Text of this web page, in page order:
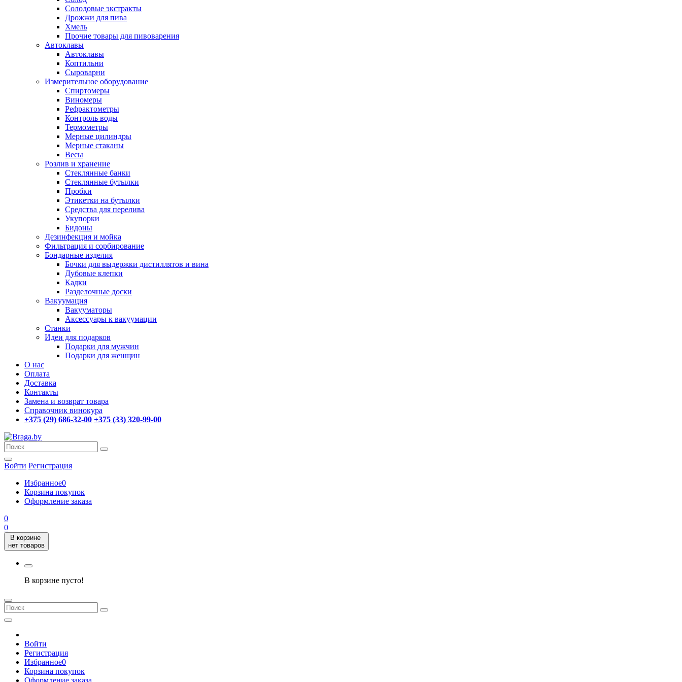
Солодовые экстракты
Дрожжи для пива
Хмель
Прочие товары для пивоварения
Автоклавы
Автоклавы
Коптильни
Сыроварни
Измерительное оборудование
Спиртомеры
Виномеры
Рефрактометры
Контроль воды
Термометры
Мерные цилиндры
Мерные стаканы
Весы
Розлив и хранение
Стеклянные банки
Стеклянные бутылки
Пробки
Этикетки на бутылки
Средства для перелива
Укупорки
Бидоны
Дезинфекция и мойка
Фильтрация и сорбирование
Бондарные изделия
Бочки для выдержки дистиллятов и вина
Дубовые клепки
Кадки
Разделочные доски
Вакуумация
Вакууматоры
Аксессуары к вакуумации
Станки
Идеи для подарков
Подарки для мужчин
Подарки для женщин
О нас
Оплата
Доставка
Контакты
Замена и возврат товара
Справочник винокура
+375 (29) 686-32-00 +375 (33) 320-99-00
Войти Регистрация
Избранное0
Корзина покупок
Оформление заказа
0
0
В корзине
нет товаров
В корзине пусто!
Войти
Регистрация
Избранное0
Корзина покупок
Оформление заказа